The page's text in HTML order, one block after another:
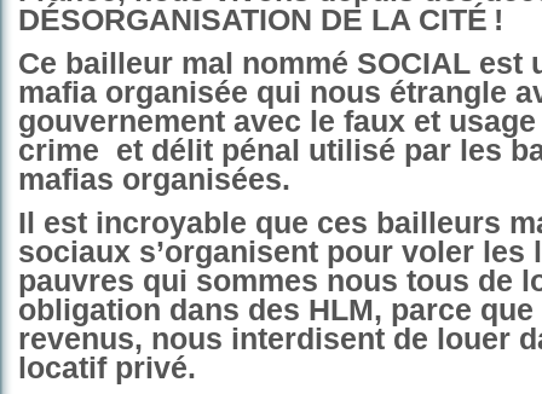
DÉSORGANISATION DE LA CITÉ !
Ce bailleur mal nommé SOCIAL est
mafia organisée qui nous étrangle
gouvernement avec le faux et
crime et délit pénal utilisé par les
mafias organisées.
Il est incroyable que ces bailleurs
sociaux s’organisent pour voler les
pauvres qui sommes nous tous de
obligation dans des HLM, parce
revenus, nous interdisent de louer
locatif privé.